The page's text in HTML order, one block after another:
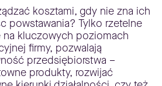
kosztami, gdy nie zna ich
powstawania? Tylko rzetelne
na kluczowych poziomach
firmy, pozwalają
przedsiębiorstwa –
produkty, rozwijać